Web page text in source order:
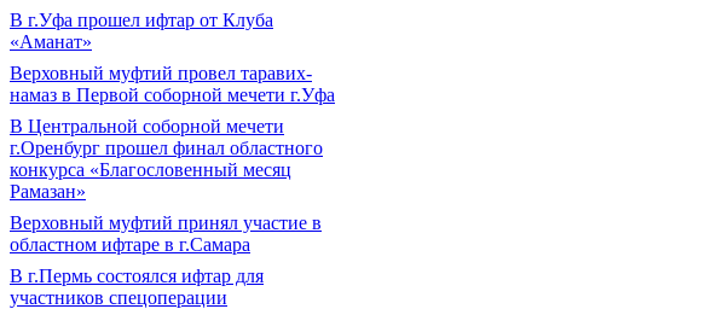
В г.Уфа прошел ифтар от Клуба
«Аманат»
Верховный муфтий провел таравих-
намаз в Первой соборной мечети г.Уфа
В Центральной соборной мечети
г.Оренбург прошел финал областного
конкурса «Благословенный месяц
Рамазан»
Верховный муфтий принял участие в
областном ифтаре в г.Самара
В г.Пермь состоялся ифтар для
участников спецоперации